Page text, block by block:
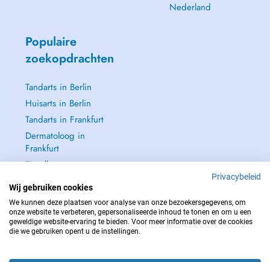
Nederland
Populaire
zoekopdrachten
Tandarts in Berlin
Huisarts in Berlin
Tandarts in Frankfurt
Dermatoloog in
Frankfurt
Zie alle →
NEEM IN GEVAL VAN NOOD CONTACT OP MET : 112
Privacybeleid
Wij gebruiken cookies
We kunnen deze plaatsen voor analyse van onze bezoekersgegevens, om
onze website te verbeteren, gepersonaliseerde inhoud te tonen en om u een
geweldige website-ervaring te bieden. Voor meer informatie over de cookies
die we gebruiken opent u de instellingen.